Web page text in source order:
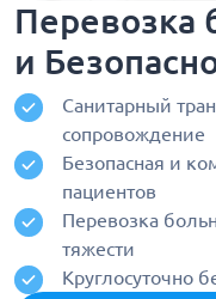
Перевозка
и
Санитарный
сопровождение
Безопасная и
пациентов
Перевозка
тяжести
Круглосуточно